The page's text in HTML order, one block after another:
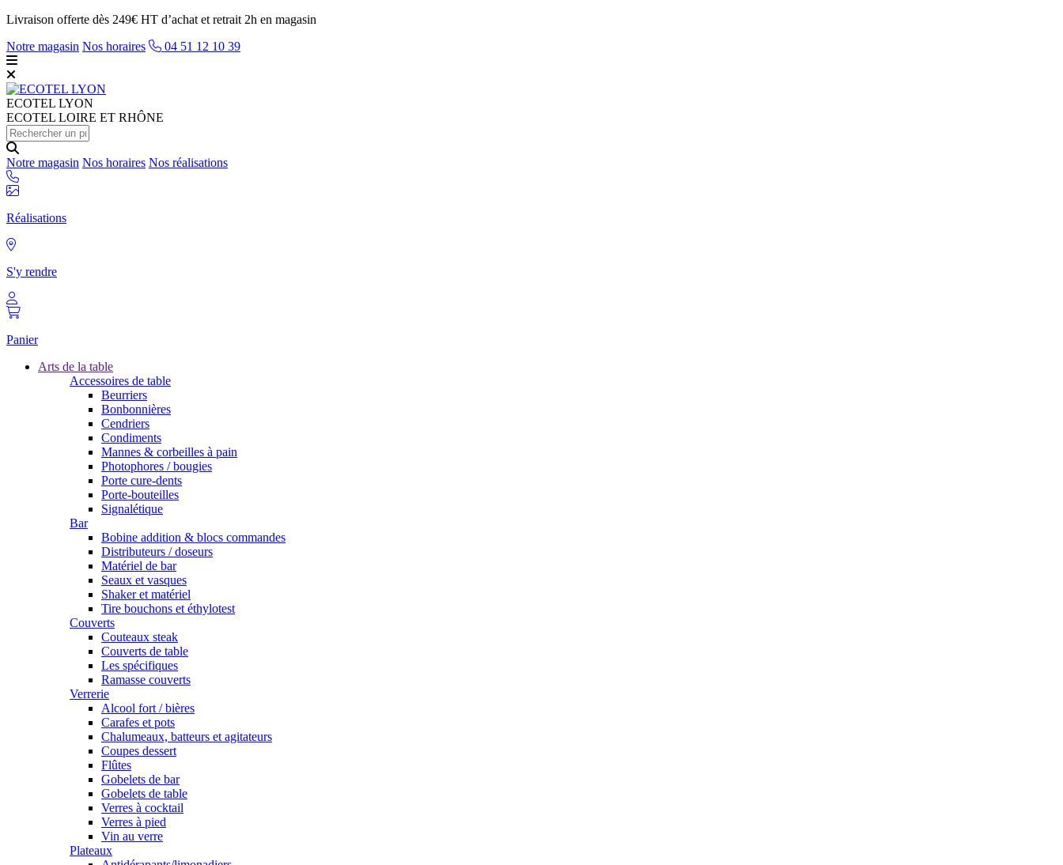
Livraison offerte dès 249€ HT d’achat et retrait 2h en magasin
Notre magasin Nos horaires 04 51 12 10 39
ECOTEL LYON
ECOTEL LOIRE ET RHÔNE
Notre magasin Nos horaires Nos réalisations
Réalisations
S'y rendre
Panier
Arts de la table
Accessoires de table
Beurriers
Bonbonnières
Cendriers
Condiments
Mannes & corbeilles à pain
Photophores / bougies
Porte cure-dents
Porte-bouteilles
Signalétique
Bar
Bobine addition & blocs commandes
Distributeurs / doseurs
Matériel de bar
Seaux et vasques
Shaker et matériel
Tire bouchons et éthylotest
Couverts
Couteaux steak
Couverts de table
Les spécifiques
Ramasse couverts
Verrerie
Alcool fort / bières
Carafes et pots
Chalumeaux, batteurs et agitateurs
Coupes dessert
Flûtes
Gobelets de bar
Gobelets de table
Verres à cocktail
Verres à pied
Vin au verre
Plateaux